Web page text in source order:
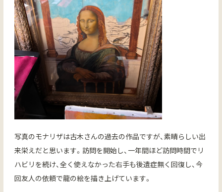
写真のモナリザは古木さんの過去の作品ですが、素晴らしい出
来栄えだと思います。訪問を開始し、一年間ほど訪問時間でリ
ハビリを続け、全く使えなかった右手も後遺症無く回復し、今
回友人の依頼で龍の絵を描き上げています。